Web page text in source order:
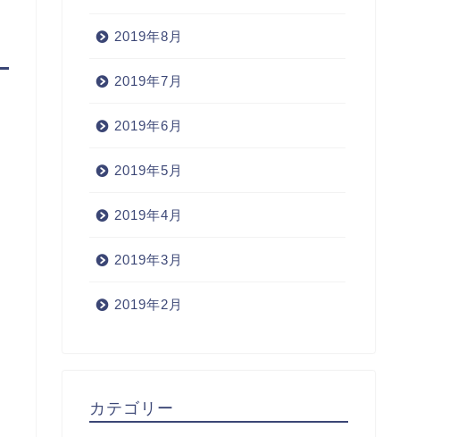
2019年8月
2019年7月
2019年6月
2019年5月
2019年4月
2019年3月
2019年2月
カテゴリー